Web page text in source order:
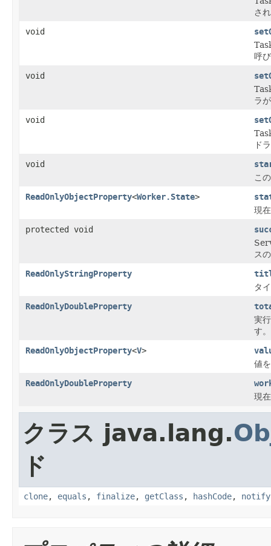
さ
void
呼
void
ラ
void
ド
void
こ
ReadOnlyObjectProperty<Worker.State>
現
protected void
ス
ReadOnlyStringProperty
タ
ReadOnlyDoubleProperty
実
す。
ReadOnlyObjectProperty<V>
値
ReadOnlyDoubleProperty
現
クラス java.lang.
ド
clone, equals , finalize, getClass , hashCode, notify